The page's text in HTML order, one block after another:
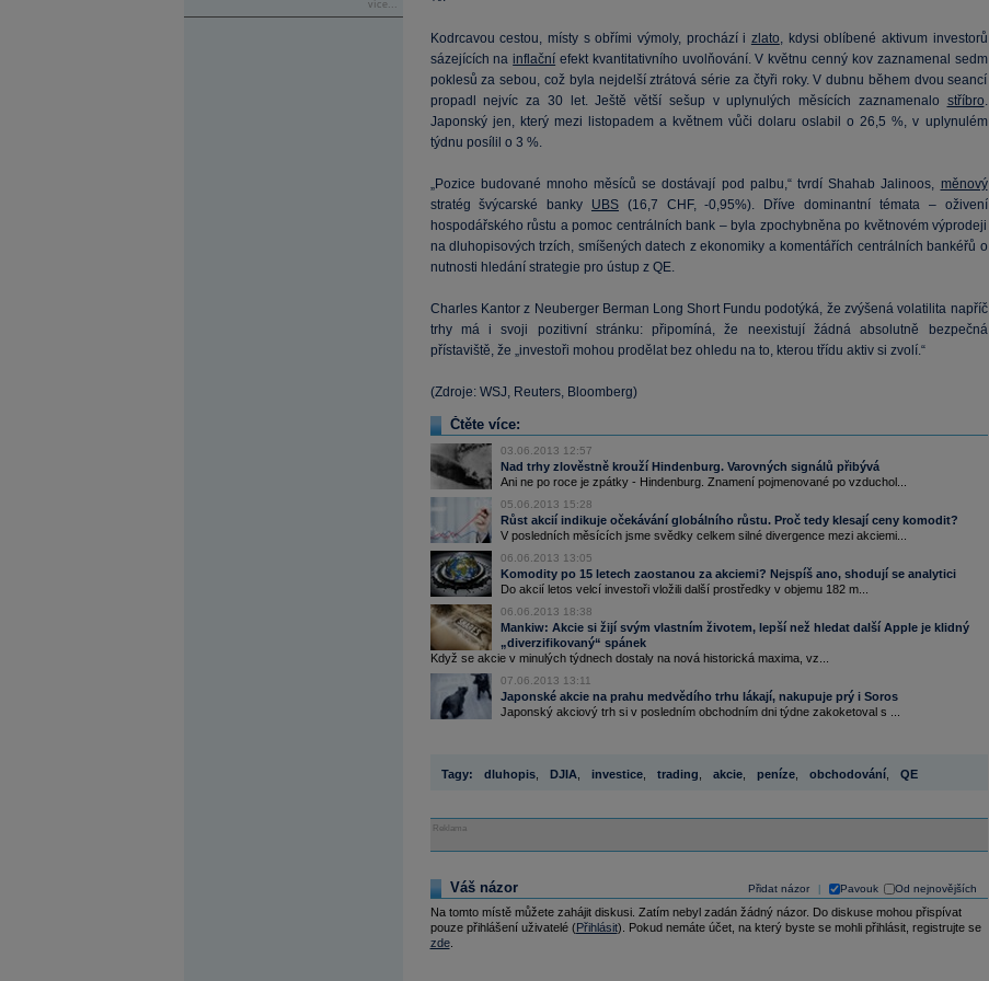
více...
Kodrcavou cestou, místy s obřími výmoly, prochází i zlato, kdysi oblíbené aktivum investorů
sázejících nainflační efekt kvantitativního uvolňování. V květnu cenný kov zaznamenal sedm
poklesů za sebou, což byla nejdelší ztrátová série za čtyři roky. V dubnu během dvou seancí
propadl nejvíc za 30 let. Ještě větší sešup v uplynulých měsících zaznamenalo stříbro.
Japonský jen, který mezi listopadem a květnem vůči dolaru oslabil o 26,5 %, v uplynulém
týdnu posílil o 3 %.
„Pozice budované mnoho měsíců se dostávají pod palbu,“ tvrdí Shahab Jalinoos, měnový
stratég švýcarské banky UBS(16,7 CHF, -0,95%). Dříve dominantní témata – oživení
hospodářského růstu a pomoc centrálních bank – byla zpochybněna po květnovém výprodeji
na dluhopisových trzích, smíšených datech z ekonomiky a komentářích centrálních bankéřů o
nutnosti hledání strategie pro ústup z QE.
Charles Kantor z Neuberger Berman Long Short Fundu podotýká, že zvýšená volatilita napříč
trhy má i svoji pozitivní stránku: připomíná, že neexistují žádná absolutně bezpečná
přístaviště, že „investoři mohou prodělat bez ohledu na to, kterou třídu aktiv si zvolí.“
(Zdroje: WSJ, Reuters, Bloomberg)
Čtěte více:
03.06.2013 12:57
Nad trhy zlověstně krouží Hindenburg. Varovných signálů přibývá
Ani ne po roce je zpátky - Hindenburg. Znamení pojmenované po vzduchol...
05.06.2013 15:28
Růst akcií indikuje očekávání globálního růstu. Proč tedy klesají ceny komodit?
V posledních měsících jsme svědky celkem silné divergence mezi akciemi...
06.06.2013 13:05
Komodity po 15 letech zaostanou za akciemi? Nejspíš ano, shodují se analytici
Do akcií letos velcí investoři vložili další prostředky v objemu 182 m...
06.06.2013 18:38
Mankiw: Akcie si žijí svým vlastním životem, lepší než hledat další Apple je klidný
„diverzifikovaný“ spánek
Když se akcie v minulých týdnech dostaly na nová historická maxima, vz...
07.06.2013 13:11
Japonské akcie na prahu medvědího trhu lákají, nakupuje prý i Soros
Japonský akciový trh si v posledním obchodním dni týdne zakoketoval s ...
Tagy: dluhopis, DJIA investice, trading akcie, peníze, obchodování, QE
Reklama
Přidat názor Pavouk Od nejnovějších
Váš názor
Na tomto místě můžete zahájit diskusi. Zatím nebyl zadán žádný názor. Do diskuse mohou přispívat
pouze přihlášení uživatelé (Přihlásit). Pokud nemáte účet, na který byste se mohli přihlásit, registrujte se
zde.